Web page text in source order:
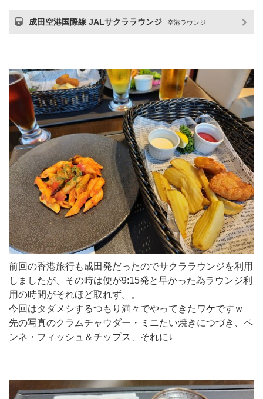
成田空港国際線 JALサクララウンジ 空港ラウンジ
前回の香港旅行も成田発だったのでサクララウンジを利用
しましたが、その時は便が9:15発と早かった為ラウンジ利
用の時間がそれほど取れず。。
今回はタダメシするつもり満々でやってきたワケですｗ
先の写真のクラムチャウダー・ミニたい焼きにつづき、ペ
ンネ・フィッシュ＆チップス、それに↓